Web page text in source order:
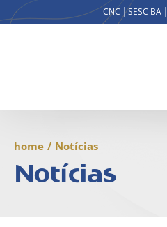
CNC SESC BA
home / Notícias
Notícias